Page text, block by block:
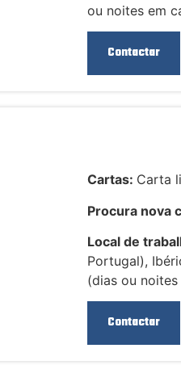
ou noites em
Contactar
Cartas: Carta
Procura nova
Local de
Portugal),
(dias ou noites
Contactar